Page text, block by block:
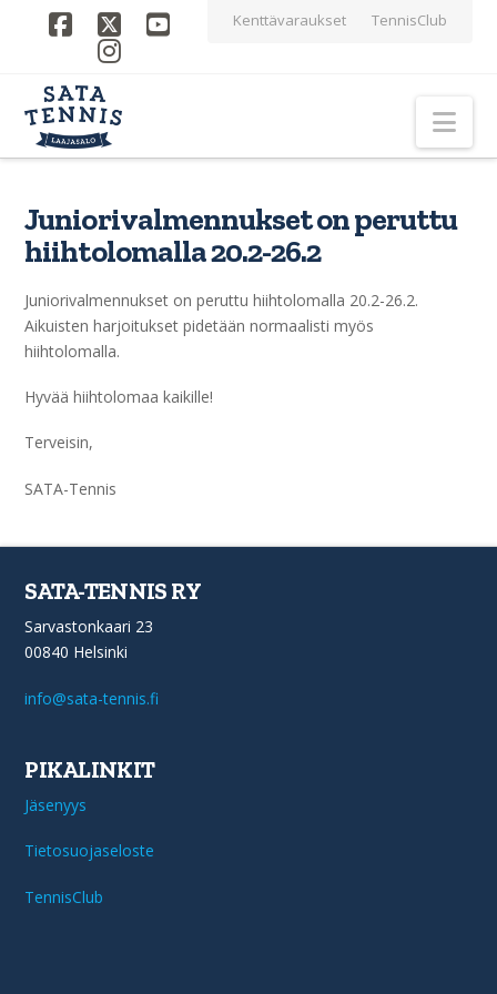
Kenttävaraukset TennisClub
Facebook
X YouTube
Instagram
Juniorivalmennukset on peruttu
hiihtolomalla 20.2-26.2
Juniorivalmennukset on peruttu hiihtolomalla 20.2-26.2.
Aikuisten harjoitukset pidetään normaalisti myös
hiihtolomalla.
Hyvää hiihtolomaa kaikille!
Terveisin,
SATA-Tennis
SATA-TENNIS RY
Sarvastonkaari 23
00840 Helsinki
info@sata-tennis.fi
PIKALINKIT
Jäsenyys
Tietosuojaseloste
TennisClub